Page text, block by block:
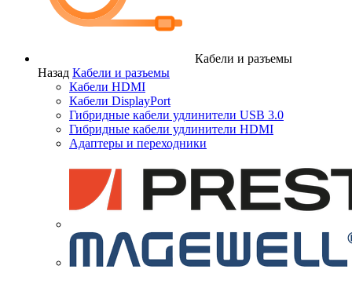
Кабели и разъемы
Назад Кабели и разъемы
Кабели HDMI
Кабели DisplayPort
Гибридные кабели удлинители USB 3.0
Гибридные кабели удлинители HDMI
Адаптеры и переходники